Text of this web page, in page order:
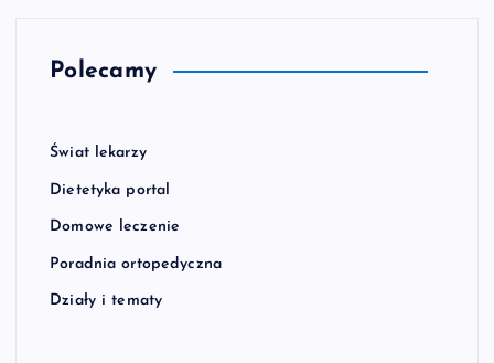
Polecamy
Świat lekarzy
Dietetyka portal
Domowe leczenie
Poradnia ortopedyczna
Działy i tematy